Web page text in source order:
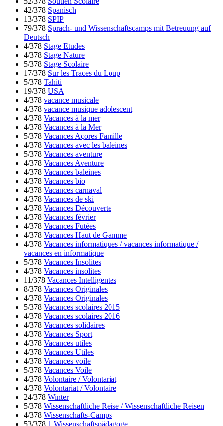
42/378 Spanisch
13/378 SPIP
79/378 Sprach- und Wissenschaftscamps mit Betreuung auf
Deutsch
4/378 Stage Etudes
4/378 Stage Nature
5/378 Stage Scolaire
17/378 Sur les Traces du Loup
5/378 Tahiti
19/378 USA
4/378 vacance musicale
4/378 vacance musique adolescent
4/378 Vacances à la mer
4/378 Vacances à la Mer
5/378 Vacances Açores Famille
4/378 Vacances avec les baleines
5/378 Vacances aventure
4/378 Vacances Aventure
4/378 Vacances baleines
4/378 Vacances bio
4/378 Vacances carnaval
4/378 Vacances de ski
4/378 Vacances Découverte
4/378 Vacances février
4/378 Vacances Futées
4/378 Vacances Haut de Gamme
4/378 Vacances informatiques / vacances informatique /
vacances en informatique
5/378 Vacances Insolites
4/378 Vacances insolites
11/378 Vacances Intelligentes
8/378 Vacances Originales
4/378 Vacances Originales
5/378 Vacances scolaires 2015
4/378 Vacances scolaires 2016
4/378 Vacances solidaires
4/378 Vacances Sport
4/378 Vacances utiles
4/378 Vacances Utiles
4/378 Vacances voile
5/378 Vacances Voile
4/378 Volontaire / Volontariat
4/378 Volontariat / Volontaire
24/378 Winter
5/378 Wissenschaftliche Reise / Wissenschaftliche Reisen
4/378 Wissenschafts-Camps
53/378 1 Wissenschaftspädagoge